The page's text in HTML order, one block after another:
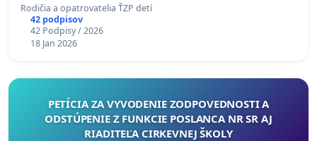
Rodičia a opatrovatelia ŤZP detí
42 podpisov
42 Podpisy / 2026
18 Jan 2026
PETÍCIA ZA VYVODENIE ZODPOVEDNOSTI A
ODSTÚPENIE Z FUNKCIE POSLANCA NR SR AJ
RIADITEĽA CIRKEVNEJ ŠKOLY